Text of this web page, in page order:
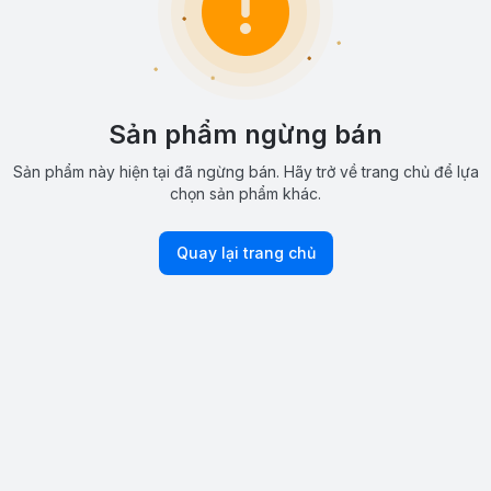
Sản phẩm ngừng bán
Sản phẩm này hiện tại đã ngừng bán. Hãy trở về trang chủ để lựa
chọn sản phẩm khác.
Quay lại trang chủ